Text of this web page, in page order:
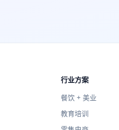
行业方案
餐饮 + 美业
教育培训